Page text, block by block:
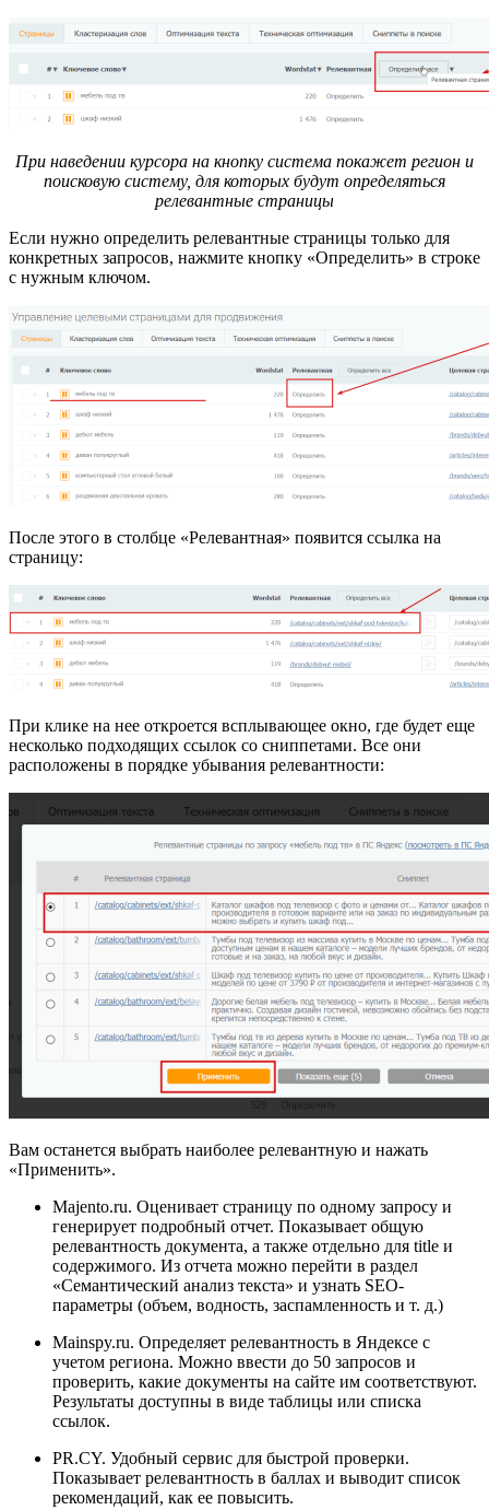
При наведении курсора на кнопку система покажет регион и
поисковую систему, для которых будут определяться
релевантные страницы
Если нужно определить релевантные страницы только для
конкретных запросов, нажмите кнопку «Определить» в строке
с нужным ключом.
После этого в столбце «Релевантная» появится ссылка на
страницу:
При клике на нее откроется всплывающее окно, где будет еще
несколько подходящих ссылок со сниппетами. Все они
расположены в порядке убывания релевантности:
Вам останется выбрать наиболее релевантную и нажать
«Применить».
Majento.ru. Оценивает страницу по одному запросу и
генерирует подробный отчет. Показывает общую
релевантность документа, а также отдельно для title и
содержимого. Из отчета можно перейти в раздел
«Семантический анализ текста» и узнать SEO-
параметры (объем, водность, заспамленность и т. д.)
Mainspy.ru. Определяет релевантность в Яндексе с
учетом региона. Можно ввести до 50 запросов и
проверить, какие документы на сайте им соответствуют.
Результаты доступны в виде таблицы или списка
ссылок.
PR.CY. Удобный сервис для быстрой проверки.
Показывает релевантность в баллах и выводит список
рекомендаций, как ее повысить.